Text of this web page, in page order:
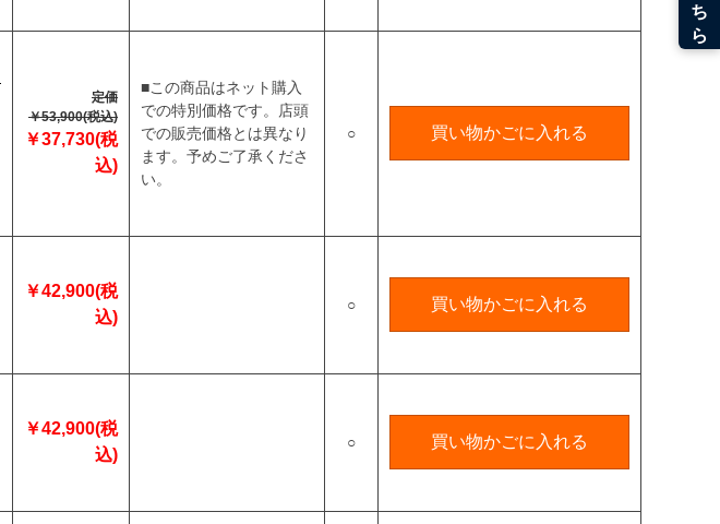
定価
￥53,900(税込)
￥37,730(税
込)
■この商品はネット購入
での特別価格です。店頭
での販売価格とは異なり
ます。予めご了承くださ
い。
○ 買い物かごに入れる
￥42,900(税
込)
○ 買い物かごに入れる
￥42,900(税
込)
○ 買い物かごに入れる